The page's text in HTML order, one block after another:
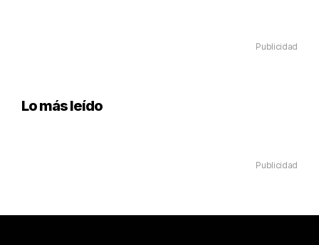
Publicidad
Lo más leído
Publicidad